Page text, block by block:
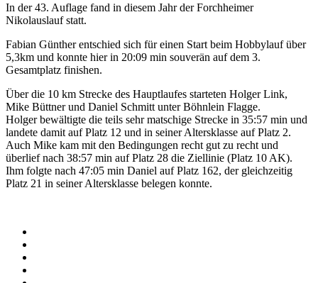
In der 43. Auflage fand in diesem Jahr der Forchheimer
Nikolauslauf statt.
Fabian Günther entschied sich für einen Start beim Hobbylauf über
5,3km und konnte hier in 20:09 min souverän auf dem 3.
Gesamtplatz finishen.
Über die 10 km Strecke des Hauptlaufes starteten Holger Link,
Mike Büttner und Daniel Schmitt unter Böhnlein Flagge.
Holger bewältigte die teils sehr matschige Strecke in 35:57 min und
landete damit auf Platz 12 und in seiner Altersklasse auf Platz 2.
Auch Mike kam mit den Bedingungen recht gut zu recht und
überlief nach 38:57 min auf Platz 28 die Ziellinie (Platz 10 AK).
Ihm folgte nach 47:05 min Daniel auf Platz 162, der gleichzeitig
Platz 21 in seiner Altersklasse belegen konnte.